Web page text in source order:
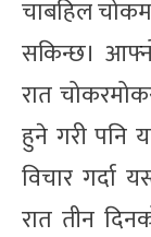
चाबहिल
सकिन्छ।
रात
हुने गरी पनि
विचार गर्दा
रात तीन